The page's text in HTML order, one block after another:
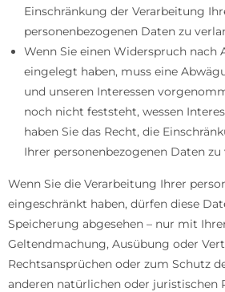
Einschränkung der Verarbeitung
personenbezogenen Daten zu
Wenn Sie einen Widerspruch nach
eingelegt haben, muss eine
und unseren Interessen
noch nicht feststeht, wessen
haben Sie das Recht, die
Ihrer personenbezogenen Daten zu
Wenn Sie die Verarbeitung Ihrer
eingeschränkt haben, dürfen diese
Speicherung abgesehen – nur mit
Geltendmachung, Ausübung oder
Rechtsansprüchen oder zum Schutz
anderen natürlichen oder juristischen